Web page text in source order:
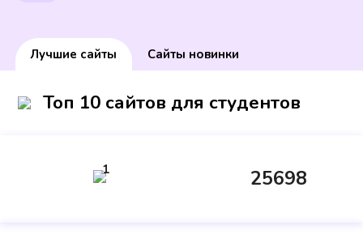
Лучшие сайты Сайты новинки
Топ 10 сайтов для студентов
1 25698